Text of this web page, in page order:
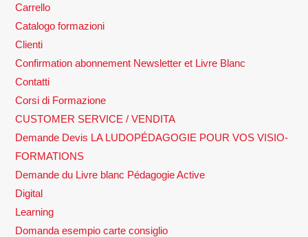
Carrello
Catalogo formazioni
Clienti
Confirmation abonnement Newsletter et Livre Blanc
Contatti
Corsi di Formazione
CUSTOMER SERVICE / VENDITA
Demande Devis LA LUDOPÉDAGOGIE POUR VOS VISIO-
FORMATIONS
Demande du Livre blanc Pédagogie Active
Digital
Learning
Domanda esempio carte consiglio